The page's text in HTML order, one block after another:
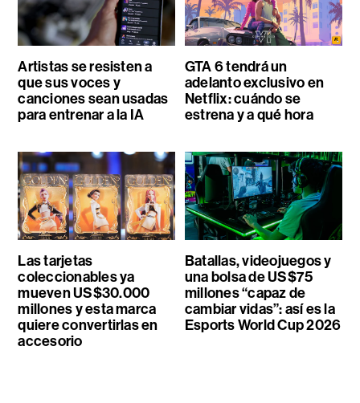
Artistas se resisten a
que sus voces y
canciones sean usadas
para entrenar a la IA
GTA 6 tendrá un
adelanto exclusivo en
Netflix: cuándo se
estrena y a qué hora
Las tarjetas
coleccionables ya
mueven US$30.000
millones y esta marca
quiere convertirlas en
accesorio
Batallas, videojuegos y
una bolsa de US$75
millones “capaz de
cambiar vidas”: así es la
Esports World Cup 2026